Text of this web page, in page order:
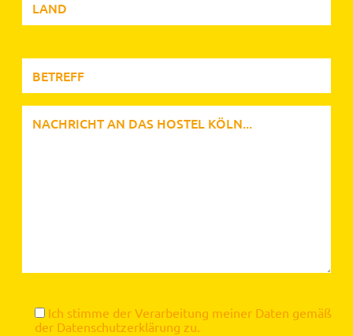
Ich stimme der Verarbeitung meiner Daten gemäß
der Datenschutzerklärung zu.